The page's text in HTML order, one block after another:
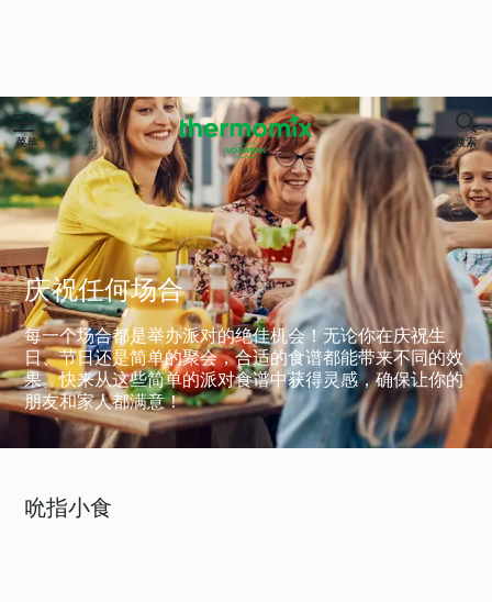
菜单 搜索
庆祝任何场合
每一个场合都是举办派对的绝佳机会！无论你在庆祝生
日、节日还是简单的聚会，合适的食谱都能带来不同的效
果。快来从这些简单的派对食谱中获得灵感，确保让你的
朋友和家人都满意！
吮指小食